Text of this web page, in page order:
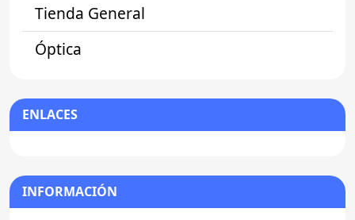
Tienda General
Óptica
ENLACES
INFORMACIÓN